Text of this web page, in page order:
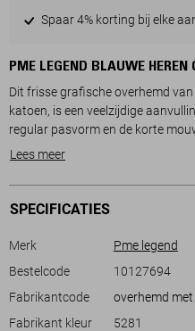
Spaar 4% korting bij elke
PME LEGEND BLAUWE HEREN
Dit frisse grafische overhemd
katoen, is een veelzijdige
regular pasvorm en de korte
voor warme dagen. Het
donkerblauwe achtergrond, wat
stijlvolle uitstraling. De klassieke
Voor een casual dagje uit of een
mogelijk om het zowel in als uit
de gelegenheid. Combineer het
voor een ongedwongen look.
Lees meer
SPECIFICATIES
Merk
Pme legend
Bestelcode
10127694
Fabrikantcode
overhemd
Fabrikant kleur
5281